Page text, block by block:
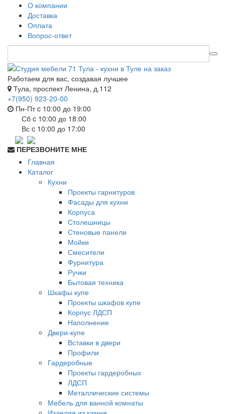
О компании
Доставка
Оплата
Вопрос-ответ
Работаем для вас, создавая лучшее
Тула, проспект Ленина, д.112
+7(950) 923-20-00
Пн-Пт c 10:00 до 19:00
Сб c 10:00 до 18:00
Вс c 10:00 до 17:00
ПЕРЕЗВОНИТЕ МНЕ
Главная
Каталог
Кухни
Проекты гарнитуров
Фасады для кухни
Корпуса
Столешницы
Стеновые панели
Мойки
Смесители
Фурнитура
Ручки
Бытовая техника
Шкафы купе
Проекты шкафов купе
Корпус ЛДСП
Наполнение
Двери-купе
Вставки в двери
Профили
Гардеробные
Проекты гардеробных
ЛДСП
Металлические системы
Мебель для ванной комнаты